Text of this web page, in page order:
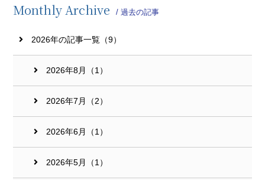
Monthly Archive / 過去の記事
2026年の記事一覧（9）
2026年8月（1）
2026年7月（2）
2026年6月（1）
2026年5月（1）